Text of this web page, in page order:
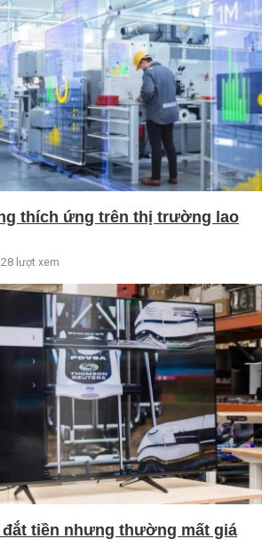
thích ứng trên thị trường lao
lượt xem
tiền nhưng thường mất giá